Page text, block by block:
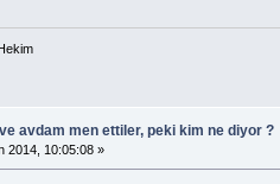
avdam men ettiler, peki kim ne diyor ?
2014, 10:05:08 »